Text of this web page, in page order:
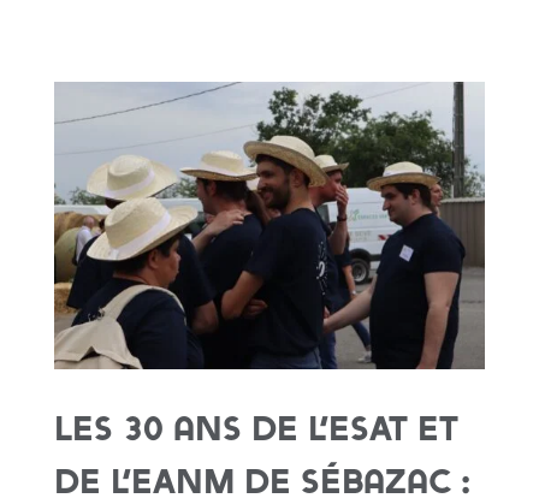
Les 30 ans de l’ESAT et
de l’EANM de Sébazac :